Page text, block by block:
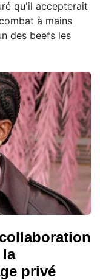
qu'il accepterait
à mains
des beefs les
la
privé